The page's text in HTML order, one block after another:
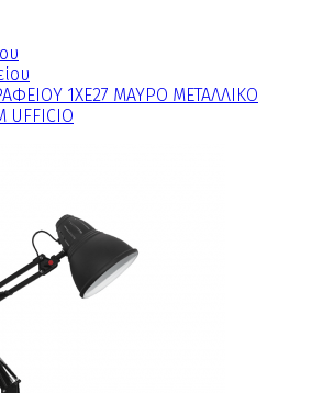
1ΧΕ27 ΜΑΥΡΟ ΜΕΤΑΛΛΙΚΟ
UFFICIO